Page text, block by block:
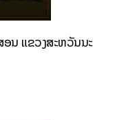
ອນ ແຂວງສະຫວັນນະ